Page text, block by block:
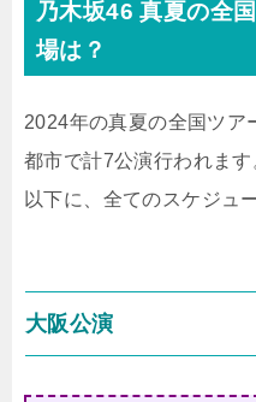
乃木坂46 真夏の全
場は？
2024年の真夏の全国ツア
都市で計7公演行われます
以下に、全てのスケジュ
大阪公演